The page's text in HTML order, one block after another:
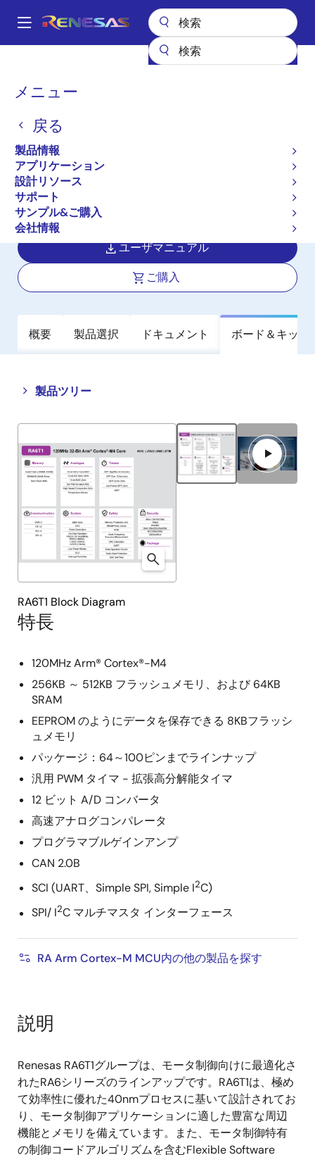
ン
Main
メニュー
戻る
製品情報
アプリケーション
設計リソース
サポート
サンプル&ご購入
会社情報
パ
く
ず
マイクロコントローラとマイクロプロセッサ
RA6T1
アクティブ
120MHz Arm Cortex-M4、モータ制御
用 RA6 の ASSP
ユーザマニュアル
ご購入
概要 製品選択 ドキュメント ボード＆キット
製品ツリー
Close
tree
menu
Open
tree
menu
特長
120MHz Arm® Cortex®-M4
256KB ～ 512KB フラッシュメモリ、および 64KB
SRAM
EEPROM のようにデータを保存できる 8KBフラッシ
ュメモリ
パッケージ：64～100ピンまでラインナップ
汎用 PWM タイマ - 拡張高分解能タイマ
12 ビット A/D コンバータ
高速アナログコンパレータ
プログラマブルゲインアンプ
CAN 2.0B
SCI (UART、Simple SPI, Simple I2C)
SPI/ I2C マルチマスタ インターフェース
RA Arm Cortex-M MCU内の他の製品を探す
RA6T1 Block Diagram
説明
Renesas RA6T1グループは、モータ制御向けに最適化さ
れたRA6シリーズのラインアップです。RA6T1は、極め
て効率性に優れた40nmプロセスに基いて設計されてお
り、モータ制御アプリケーションに適した豊富な周辺
機能とメモリを備えています。また、モータ制御特有
の制御コードアルゴリズムを含むFlexible Software